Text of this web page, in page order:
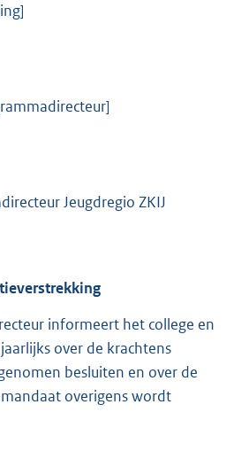
Jeugdregio ZKIJ
informeert het college en
over de krachtens
besluiten en over de
overigens wordt